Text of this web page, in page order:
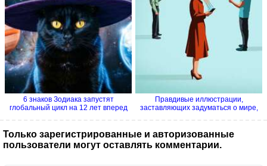
6 знаков Зодиака запустят
глобальный цикл на 12 лет вперед
Правдивые иллюстрации,
заставляющих задуматься о мире,
Только зарегистрированные и авторизованные
пользователи могут оставлять комментарии.